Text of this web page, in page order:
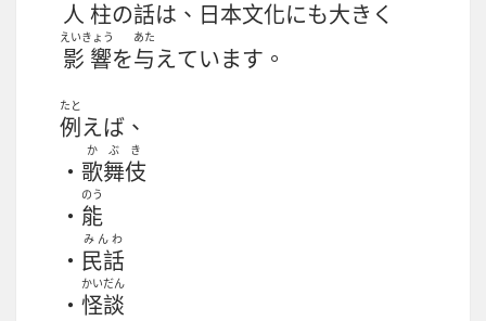
人柱の話は、 日本文化にも大きく
影響
えいきょう
を与
あた
えています。
例
たと
えば、
・ 歌舞伎
かぶき
・ 能
のう
・ 民話
みんわ
・ 怪談
かいだん